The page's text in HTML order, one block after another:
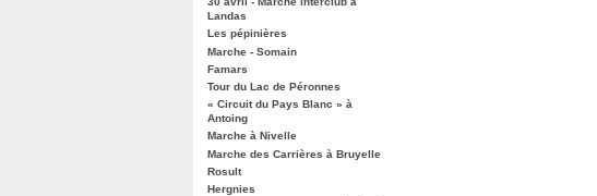
Landas
Les pépinières
Marche - Somain
Famars
Tour du Lac de Péronnes
« Circuit du Pays Blanc » à
Antoing
Marche à Nivelle
Marche des Carrières à Bruyelle
Rosult
Hergnies